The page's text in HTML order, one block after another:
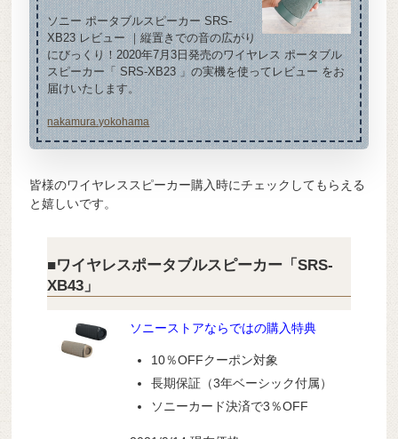
ソニー ポータブルスピーカー SRS-
XB23 レビュー ｜縦置きでの音の広がり
にびっくり！2020年7月3日発売のワイヤレス ポータブル
スピーカー「 SRS-XB23 」の実機を使ってレビュー をお
届けいたします。
nakamura.yokohama
皆様のワイヤレススピーカー購入時にチェックしてもらえる
と嬉しいです。
■ワイヤレスポータブルスピーカー「SRS-
XB43」
ソニーストアならではの購入特典
10％OFFクーポン対象
長期保証（3年ベーシック付属）
ソニーカード決済で3％OFF